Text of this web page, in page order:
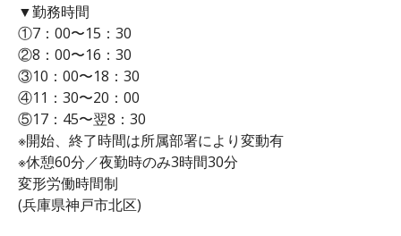
▼勤務時間
①7：00〜15：30
②8：00〜16：30
③10：00〜18：30
④11：30〜20：00
⑤17：45〜翌8：30
※開始、終了時間は所属部署により変動有
※休憩60分／夜勤時のみ3時間30分
変形労働時間制
(兵庫県神戸市北区)